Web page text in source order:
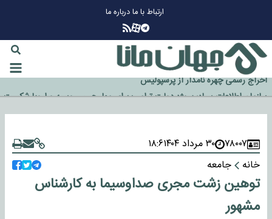
ارتباط با مادرباره ما
گزینه جدایی اوسمار روی میز مدیران پرسپولیس
آیا رئیس جمهور آمریکا قانون را دور می‌زند؟
اخراج رسمی چهره نامدار از پرسپولیس
سازمان اطلاعات سپاه: پروژه دولت ترامپ برای مهار چین، روسیه و اروپا شکست
خورد
۷۸۰۰۷ ۳۰ مرداد ۱۴۰۴
۱۸:۶
خانه
جامعه
توهین زشت مجری صداوسیما به کارشناس
مشهور